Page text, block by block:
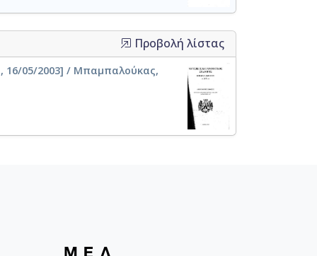
Προβολή λίστας
16/05/2003] / Μπαμπαλούκας,